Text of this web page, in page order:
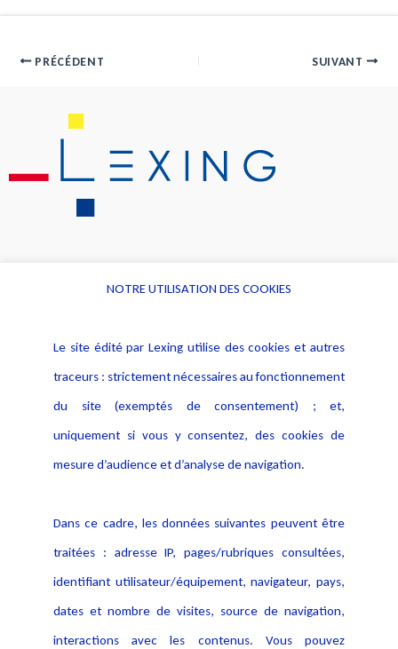
PRÉCÉDENT SUIVANT
Alerte professionnelle
Déclaration d'accessibilité
Notice Légale
Politique de protection des
données
Publications
NOTRE UTILISATION DES COOKIES
Le site édité par Lexing utilise des cookies et autres
traceurs : strictement nécessaires au fonctionnement
du site (exemptés de consentement) ; et,
uniquement si vous y consentez, des cookies de
mesure d’audience et d’analyse de navigation.
Dans ce cadre, les données suivantes peuvent être
traitées : adresse IP, pages/rubriques consultées,
identifiant utilisateur/équipement, navigateur, pays,
dates et nombre de visites, source de navigation,
interactions avec les contenus. Vous pouvez